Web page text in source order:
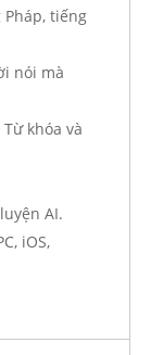
tiếng
nói mà
khóa và
AI.
iOS,